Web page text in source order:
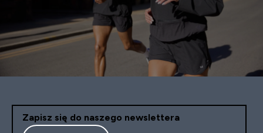
Zapisz się do naszego newslettera